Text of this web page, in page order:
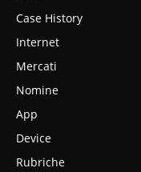
Case History
Internet
Mercati
Nomine
App
Device
Rubriche